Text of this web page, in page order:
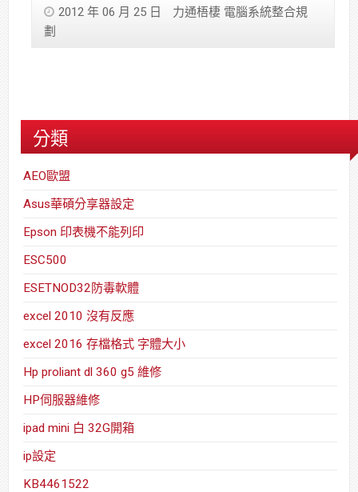
2012 年 06 月 25 日
力通梧棲 電腦系統整合規
劃
分類
AEO歐盟
Asus華碩分享器設定
Epson 印表機不能列印
ESC500
ESETNOD32防毒軟體
excel 2010 沒有反應
excel 2016 存檔格式 字體大小
Hp proliant dl 360 g5 維修
HP伺服器維修
ipad mini 白 32G開箱
ip設定
KB4461522